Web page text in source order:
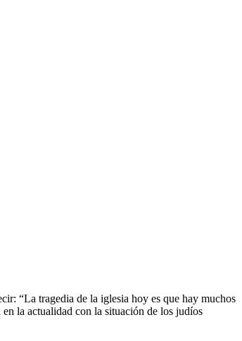
“La tragedia de la iglesia hoy es que hay muchos
la actualidad con la situación de los judíos